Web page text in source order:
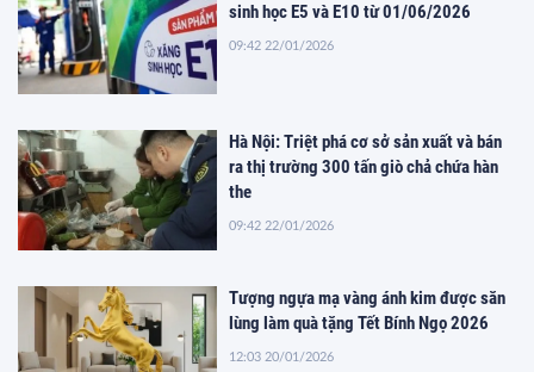
sinh học E5 và E10 từ 01/06/2026
09:42 22/01/2026
Hà Nội: Triệt phá cơ sở sản xuất và bán
ra thị trường 300 tấn giò chả chứa hàn
the
09:42 22/01/2026
Tượng ngựa mạ vàng ánh kim được săn
lùng làm quà tặng Tết Bính Ngọ 2026
12:03 20/01/2026